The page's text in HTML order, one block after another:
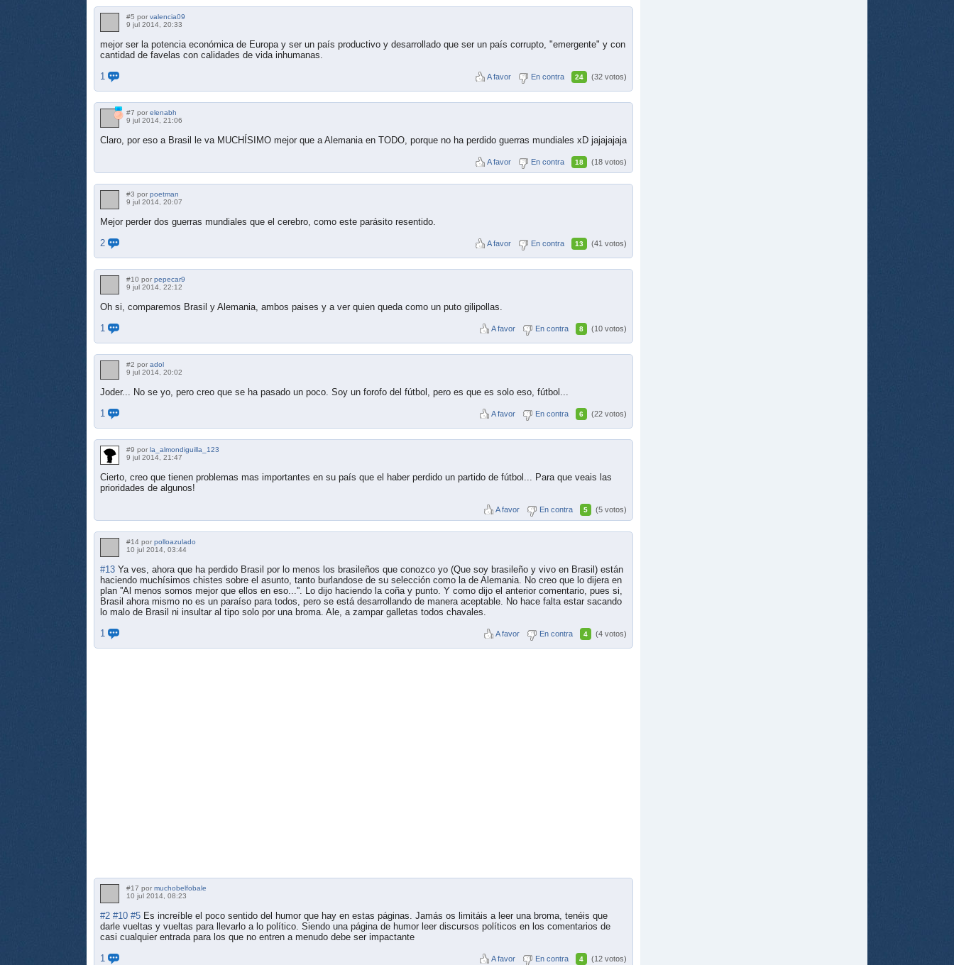
#5 por valencia09
9 jul 2014, 20:33
mejor ser la potencia económica de Europa y ser un país productivo y desarrollado que ser un país corrupto, "emergente" y con
cantidad de favelas con calidades de vida inhumanas.
1
A favor En contra 24 (32 votos)
#7 por elenabh
9 jul 2014, 21:06
Claro, por eso a Brasil le va MUCHÍSIMO mejor que a Alemania en TODO, porque no ha perdido guerras mundiales xD jajajajaja
A favor En contra 18 (18 votos)
#3 por poetman
9 jul 2014, 20:07
Mejor perder dos guerras mundiales que el cerebro, como este parásito resentido.
2
A favor En contra 13 (41 votos)
#10 por pepecar9
9 jul 2014, 22:12
Oh si, comparemos Brasil y Alemania, ambos paises y a ver quien queda como un puto gilipollas.
1
A favor En contra 8 (10 votos)
#2 por adol
9 jul 2014, 20:02
Joder... No se yo, pero creo que se ha pasado un poco. Soy un forofo del fútbol, pero es que es solo eso, fútbol...
1
A favor En contra 6 (22 votos)
#9 por la_almondiguilla_123
9 jul 2014, 21:47
Cierto, creo que tienen problemas mas importantes en su país que el haber perdido un partido de fútbol... Para que veais las
prioridades de algunos!
A favor En contra 5 (5 votos)
#14 por polloazulado
10 jul 2014, 03:44
#13 Ya ves, ahora que ha perdido Brasil por lo menos los brasileños que conozco yo (Que soy brasileño y vivo en Brasil) están
haciendo muchísimos chistes sobre el asunto, tanto burlandose de su selección como la de Alemania. No creo que lo dijera en
plan ''Al menos somos mejor que ellos en eso...''. Lo dijo haciendo la coña y punto. Y como dijo el anterior comentario, pues si,
Brasil ahora mismo no es un paraíso para todos, pero se está desarrollando de manera aceptable. No hace falta estar sacando
lo malo de Brasil ni insultar al tipo solo por una broma. Ale, a zampar galletas todos chavales.
1
A favor En contra 4 (4 votos)
#17 por muchobelfobale
10 jul 2014, 08:23
#2 #10 #5 Es increíble el poco sentido del humor que hay en estas páginas. Jamás os limitáis a leer una broma, tenéis que
darle vueltas y vueltas para llevarlo a lo político. Siendo una página de humor leer discursos políticos en los comentarios de
casi cualquier entrada para los que no entren a menudo debe ser impactante
1
A favor En contra 4 (12 votos)